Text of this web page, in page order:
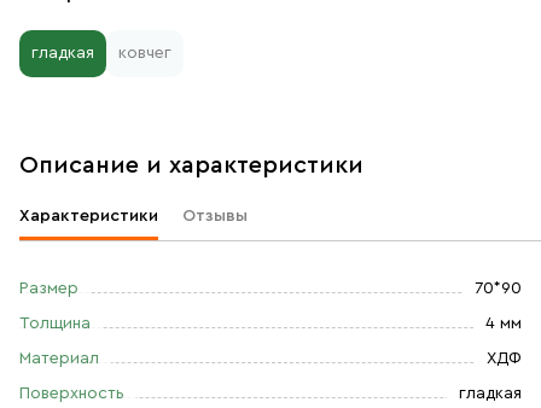
гладкая ковчег
Описание и характеристики
Характеристики Отзывы
Размер 70*90
Толщина 4 мм
Материал ХДФ
Поверхность гладкая